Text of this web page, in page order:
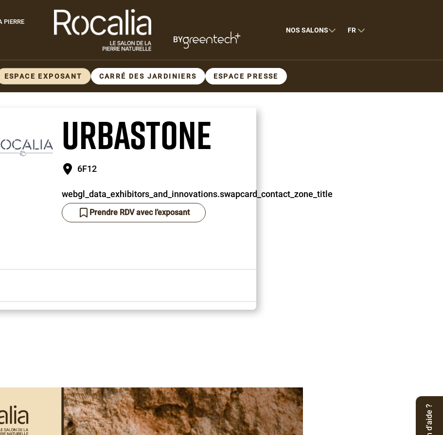
PIERRE
Paragraphes
BY
NOS SALONS FR
ESPACE EXPOSANT CARRÉ DES JARDINIERS ESPACE PRESSE
URBASTONE
6F12
webgl_data_exhibitors_and_innovations.swapcard_contact_zone_title
Prendre RDV avec l’exposant